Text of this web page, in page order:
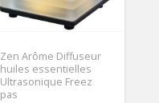
Zen Arôme Diffuseur
huiles essentielles
Ultrasonique Freez
pas